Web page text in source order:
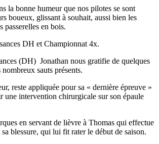
la bonne humeur que nos pilotes se sont
boueux, glissant à souhait, aussi bien les
passerelles en bois.
DH et Championnat 4x.
(DH) Jonathan nous gratifie de quelques
sauts présents.
reste appliquée pour sa « dernière épreuve »
une intervention chirurgicale sur son épaule
en servant de lièvre à Thomas qui effectue
blessure, qui lui fit rater le début de saison.